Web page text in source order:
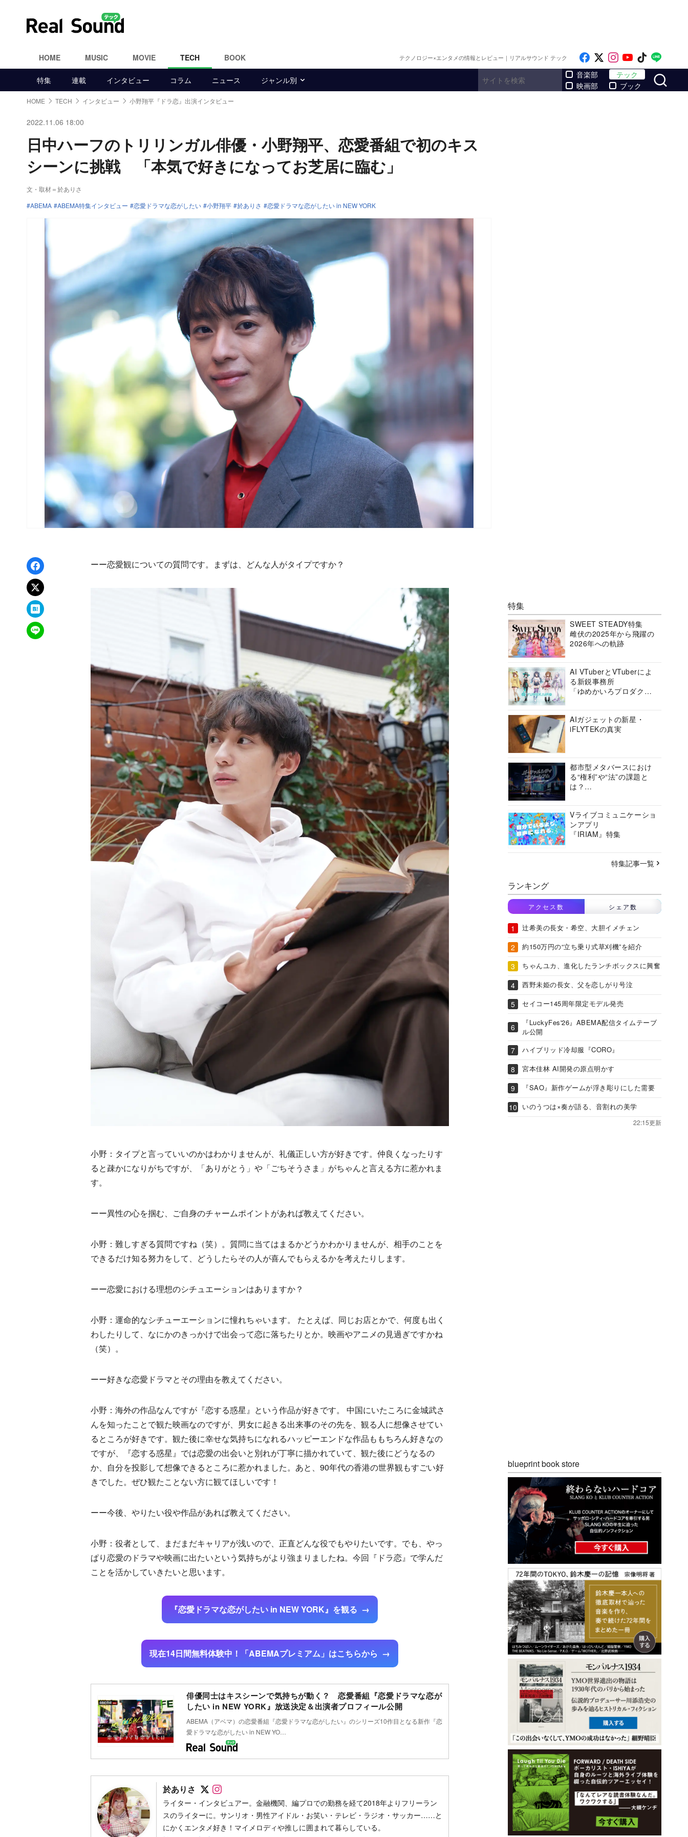
HOME MUSIC MOVIE TECH BOOK テクノロジー×エンタメの情報とレビュー｜リアルサウンド テック Like on Facebook
Follow on x
Follow on
Follow on
Follow
特集 連載 インタビュー コラム ニュース ジャンル別
音楽部
映画部
テック
ブック
HOME TECH インタビュー 小野翔平『ドラ恋』出演インタビュー
2022.11.06 18:00
日中ハーフのトリリンガル俳優・小野翔平、恋愛番組で初のキス
シーンに挑戦 「本気で好きになってお芝居に臨む」
文・取材＝於ありさ
ABEMA
ABEMA特集インタビュー 恋愛ドラマな恋がしたい 小野翔平 於ありさ 恋愛ドラマな恋がしたい in NEW YORK
Facebookでシェア
xでポスト
はてなブックマーク
LINEで送る
ーー恋愛観についての質問です。まずは、どんな人がタイプですか？
小野：タイプと言っていいのかはわかりませんが、礼儀正しい方が好きです。仲良くなったりす
ると疎かになりがちですが、「ありがとう」や「ごちそうさま」がちゃんと言える方に惹かれま
す。
ーー異性の心を掴む、ご自身のチャームポイントがあれば教えてください。
小野：難しすぎる質問ですね（笑）。質問に当てはまるかどうかわかりませんが、相手のことを
できるだけ知る努力をして、どうしたらその人が喜んでもらえるかを考えたりします。
ーー恋愛における理想のシチュエーションはありますか？
小野：運命的なシチューエーションに憧れちゃいます。 たとえば、同じお店とかで、何度も出く
わしたりして、なにかのきっかけで出会って恋に落ちたりとか。映画やアニメの見過ぎですかね
（笑）。
ーー好きな恋愛ドラマとその理由を教えてください。
小野：海外の作品なんですが『恋する惑星』という作品が好きです。 中国にいたころに金城武さ
んを知ったことで観た映画なのですが、男女に起きる出来事のその先を、観る人に想像させてい
るところが好きです。観た後に幸せな気持ちになれるハッピーエンドな作品ももちろん好きなの
ですが、『恋する惑星』では恋愛の出会いと別れが丁寧に描かれていて、観た後にどうなるの
か、自分を投影して想像できるところに惹かれました。あと、90年代の香港の世界観もすごい好
きでした。ぜひ観たことない方に観てほしいです！
ーー今後、やりたい役や作品があれば教えてください。
小野：役者として、まだまだキャリアが浅いので、正直どんな役でもやりたいです。でも、やっ
ぱり恋愛のドラマや映画に出たいという気持ちがより強まりましたね。今回『ドラ恋』で学んだ
ことを活かしていきたいと思います。
『恋愛ドラマな恋がしたい in NEW YORK』を観る
現在14日間無料体験中！「ABEMAプレミアム」はこちらから
俳優同士はキスシーンで気持ちが動く？ 恋愛番組『恋愛ドラマな恋が
したい in NEW YORK』放送決定＆出演者プロフィール公開
ABEMA（アベマ）の恋愛番組『恋愛ドラマな恋がしたい』のシリーズ10作目となる新作『恋
愛ドラマな恋がしたい in NEW YO…
於ありさ Follow on SNS
ライター・インタビュアー。金融機関、編プロでの勤務を経て2018年よりフリーラン
スのライターに。サンリオ・男性アイドル・お笑い・テレビ・ラジオ・サッカー……と
にかくエンタメ好き！マイメロディや推しに囲まれて暮らしている。
特集
SWEET STEADY特集
雌伏の2025年から飛躍の
2026年への軌跡
AI VTuberとVTuberによ
る新鋭事務所
「ゆめかいろプロダクシ
AIガジェットの新星・
iFLYTEKの真実
都市型メタバースにおけ
る“権利”や“法”の課題と
は？
ーシアムの挑戦に迫る
Vライブコミュニケーショ
ンアプリ
『IRIAM』特集
特集記事一覧
ランキング
アクセス数 シェア数
辻希美の長女・希空、大胆イメチェン
約150万円の“立ち乗り式草刈機”を紹介
ちゃんユカ、進化したランチボックスに興奮
西野未姫の長女、父を恋しがり号泣
セイコー145周年限定モデル発売
『LuckyFes'26』ABEMA配信タイムテーブ
ル公開
ハイブリッド冷却服『CORO』
宮本佳林 AI開発の原点明かす
『SAO』新作ゲームが浮き彫りにした需要
いのうつは×奏が語る、音割れの美学
22:15更新
blueprint book store